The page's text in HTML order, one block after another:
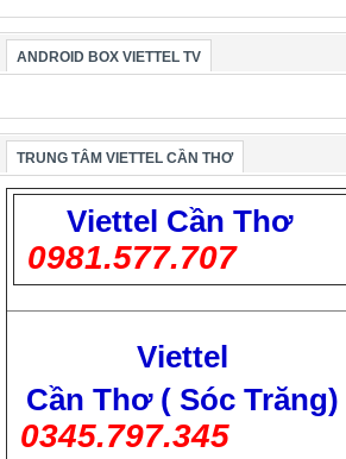
ANDROID BOX VIETTEL TV
TRUNG TÂM VIETTEL CẦN THƠ
Viettel Cần Thơ
0981.577.707
Viettel
Cần Thơ ( Sóc Trăng)
0345.797.345